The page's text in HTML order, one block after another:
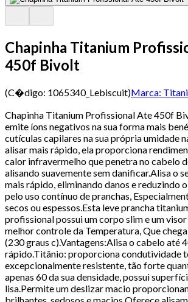
Chapinha Titanium
450f Bivolt
(C�digo: 1065340_Lebiscuit)Marca:
Chapinha Titanium Profissional Ate 450f
emite íons negativos na sua forma mais
cutículas capilares na sua própria umidade
alisar mais rápido, ela proporciona
calor infravermelho que penetra no cabelo
alisando suavemente sem danificar.Alisa o
mais rápido, eliminando danos e reduzindo
pelo uso contínuo de pranchas,
secos ou espessos.Esta leve prancha
profissional possui um corpo slim e um
melhor controle da Temperatura, Que
(230 graus c).Vantagens:Alisa o cabelo até
rápido.Titânio: proporciona condutividade
excepcionalmente resistente, tão forte
apenas 60 da sua densidade, possui
lisa.Permite um deslizar macio